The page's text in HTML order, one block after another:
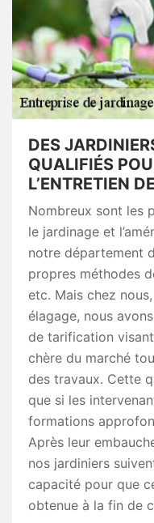
DES
QUALIFIÉS
L’ENTRETIEN
Nombreux sont les
le jardinage et
notre département
propres méthodes
etc. Mais chez
élagage, nous
de tarification
chère du marché
des travaux. Cette
que si les
formations
Après leur
nos jardiniers
capacité pour que
obtenue à la fin de